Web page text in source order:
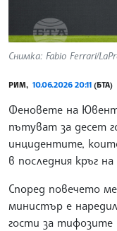
Снимка: Fabio Ferrari/
РИМ, 10.06.2026 20:11 (БТА)
Феновете на
пътуват за десет
инцидентите,
в последния кръг
Според повечето
министър е
гости за тифозите